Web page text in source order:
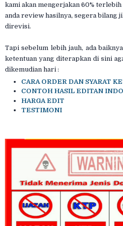
kami akan mengerjakan 60%
anda review hasilnya, segera bilang
direvisi.
Tapi sebelum lebih jauh, ada
ketentuan yang diterapkan di sini
dikemudian hari :
CARA ORDER DAN SYARAT
CONTOH HASIL EDITAN
HARGA EDIT
TESTIMONI